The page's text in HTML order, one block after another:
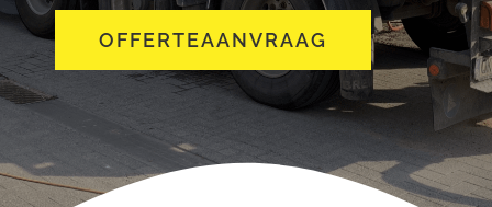
OFFERTEAANVRAAG